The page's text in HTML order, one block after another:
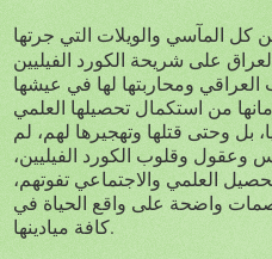
كل المآسي والويلات التي جرتها
على شريحة الكورد الفيليين
ومحاربتها لها في عيشها
من استكمال تحصيلها العلمي
بل وحتى قتلها وتهجيرها لهم، لم
وقلوب الكورد الفيليين،
العلمي والاجتماعي تفوتهم،
واضحة على واقع الحياة في
كافة ميادينها.